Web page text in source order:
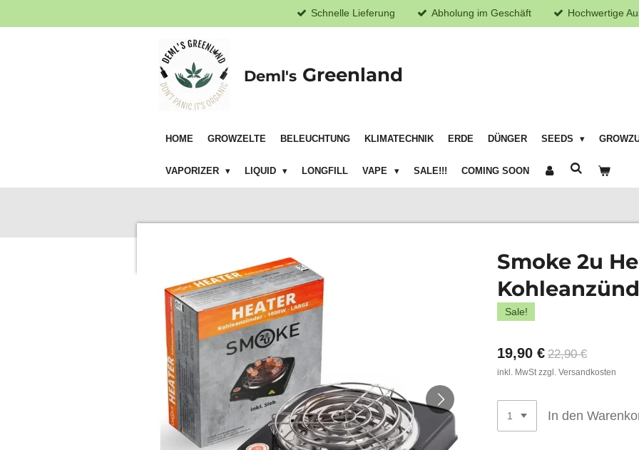
Hauptinhalt
Schnelle Lieferung Abholung im Geschäft Hochwertige
Deml's Greenland
HOME GROWZELTE BELEUCHTUNG KLIMATECHNIK ERDE DÜNGER SEEDS
VAPORIZER LIQUID LONGFILL VAPE SALE!!! COMING SOON
Smoke 2u
Sale!
19,90 € 22,90 €
inkl. MwSt zzgl. Versandkosten
In den